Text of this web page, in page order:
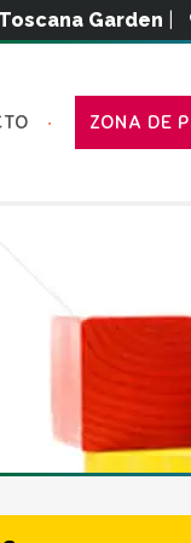
Toscana Garden
ZONA DE